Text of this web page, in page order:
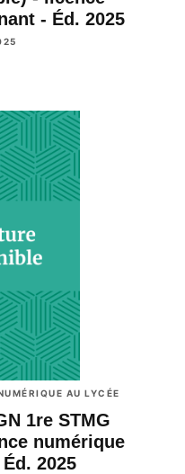
- Éd. 2025
AU LYCÉE
1re STMG
numérique
2025